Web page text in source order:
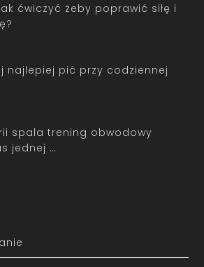
ćwiczyć żeby poprawić siłę i
najlepiej pić przy codziennej
spala trening obwodowy
jednej …